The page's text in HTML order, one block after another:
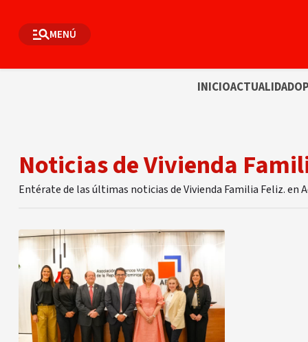
MENÚ
INICIOACTUALIDAD
Noticias de Vivienda
Entérate de las últimas noticias de Vivienda Familia Feliz. en